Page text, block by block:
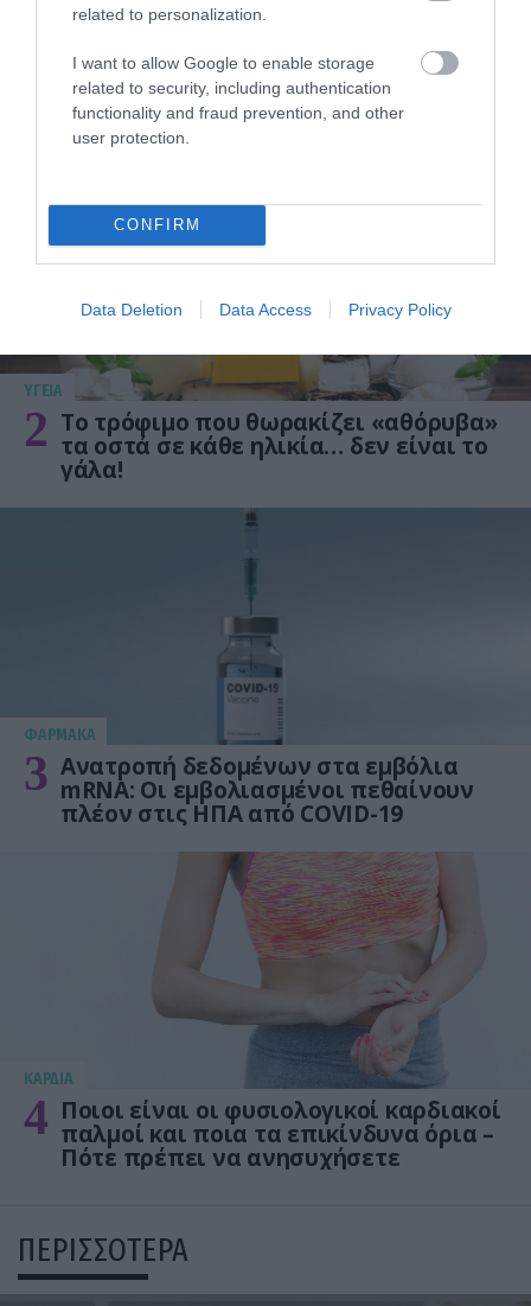
related to personalization.
I want to allow Google to enable storage
related to security, including authentication
functionality and fraud prevention, and other
user protection.
CONFIRM
Data Deletion Data Access Privacy Policy
Αυτό είναι το θαυματουργό έλαιο που
προστατεύει από το Αλτχάιμερ
ΥΓΕΙΑ
2 Το τρόφιμο που θωρακίζει «αθόρυβα»
τα οστά σε κάθε ηλικία… δεν είναι το
γάλα!
ΦΑΡΜΑΚΑ
3 Ανατροπή δεδομένων στα εμβόλια
mRNA: Οι εμβολιασμένοι πεθαίνουν
πλέον στις ΗΠΑ από COVID-19
KΑΡΔΙΑ
4 Ποιοι είναι οι φυσιολογικοί καρδιακοί
παλμοί και ποια τα επικίνδυνα όρια –
Πότε πρέπει να ανησυχήσετε
ΠΕΡΙΣΣΟΤΕΡΑ